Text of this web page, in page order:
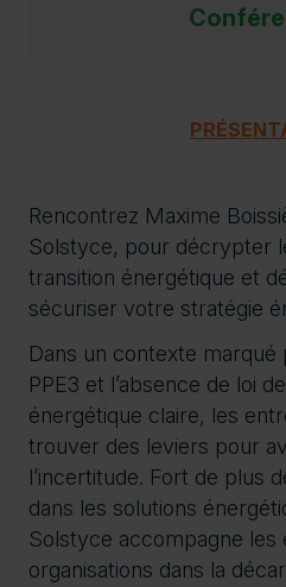
Rencontrez Maxime
Solstyce, pour décrypter
transition énergétique et
sécuriser votre stratégie
Dans un contexte marqué
PPE3 et l’absence de loi
énergétique claire, les
trouver des leviers pour
l’incertitude. Fort de plus
dans les solutions
Solstyce accompagne les
organisations dans la